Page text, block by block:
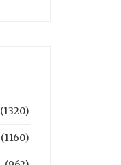
(1320)
(1160)